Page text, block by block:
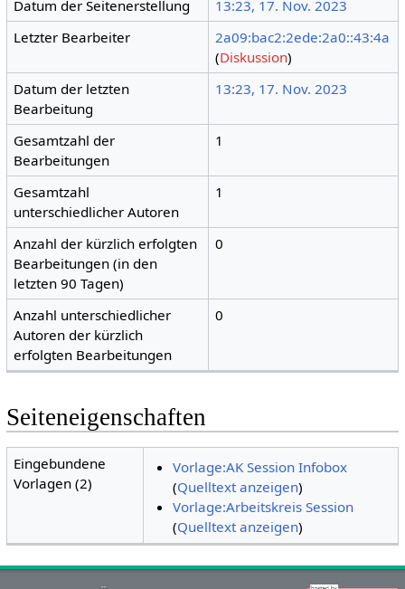
Datum der Seitenerstellung
13:23, 17. Nov. 2023
Letzter Bearbeiter
2a09:bac2:2ede:2a0::43:4a
(Diskussion)
Datum der letzten
Bearbeitung
13:23, 17. Nov. 2023
Gesamtzahl der
Bearbeitungen
1
Gesamtzahl
unterschiedlicher Autoren
1
Anzahl der kürzlich erfolgten
Bearbeitungen (in den
letzten 90 Tagen)
0
Anzahl unterschiedlicher
Autoren der kürzlich
erfolgten Bearbeitungen
0
Seiteneigenschaften
Eingebundene
Vorlagen (2)
Vorlage:AK Session Infobox
(Quelltext anzeigen)
Vorlage:Arbeitskreis Session
(Quelltext anzeigen)